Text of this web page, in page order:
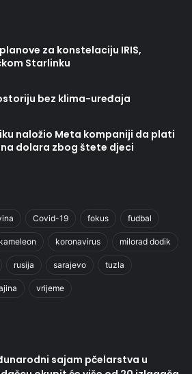
za konstelaciju IRIS,
Starlinku
bez klima-uređaja
naložio Meta kompaniji da plati
dolara zbog štete djeci
Covid-19 fokus fudbal
kameleon koronavirus milorad dodik
rusija sarajevo tuzla
vrijeme
sajam pčelarstva u